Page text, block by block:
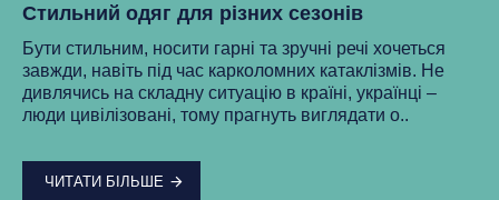
Стильний одяг для різних сезонів
Бути стильним, носити гарні та зручні речі хочеться
завжди, навіть під час карколомних катаклізмів. Не
дивлячись на складну ситуацію в країні, українці –
люди цивілізовані, тому прагнуть виглядати о..
ЧИТАТИ БІЛЬШЕ